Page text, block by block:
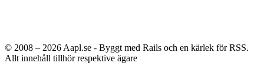
© 2008 – 2026 Aapl.se - Byggt med Rails och en kärlek för RSS.
Allt innehåll tillhör respektive ägare